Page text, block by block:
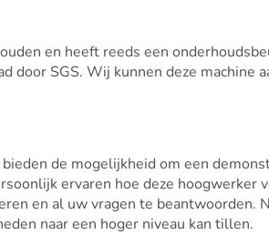
en heeft reeds een
SGS. Wij kunnen deze machine
de mogelijkheid om een
ervaren hoe deze hoogwerker
en al uw vragen te beantwoorden.
naar een hoger niveau kan tillen.